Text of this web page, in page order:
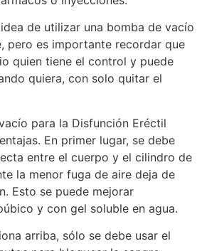
de utilizar una bomba de vacío
pero es importante recordar que
quien tiene el control y puede
quiera, con solo quitar el
para la Disfunción Eréctil
En primer lugar, se debe
entre el cuerpo y el cilindro de
la menor fuga de aire deja de
Esto se puede mejorar
y con gel soluble en agua.
arriba, sólo se debe usar el